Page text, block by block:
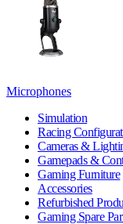
Microphones
Simulation
Racing
Cameras &
Gamepads &
Gaming Furniture
Accessories
Refurbished
Gaming Spare